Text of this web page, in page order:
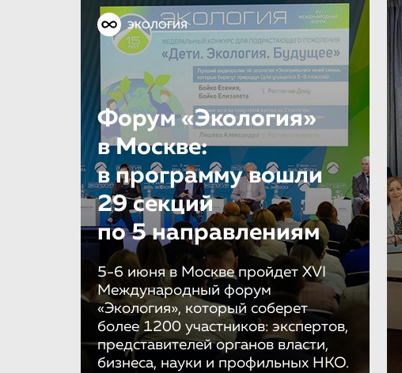
ЭКОЛОГИЯ
Форум «Экология»
в Москве:
в программу вошли
29 секций
по 5 направле­ни­ям
5-6 июня в Москве пройдет XVI
Международный форум
«Экология», который соберет
более 1200 участников: экспертов,
представителей органов власти,
бизнеса, науки и профильных НКО.